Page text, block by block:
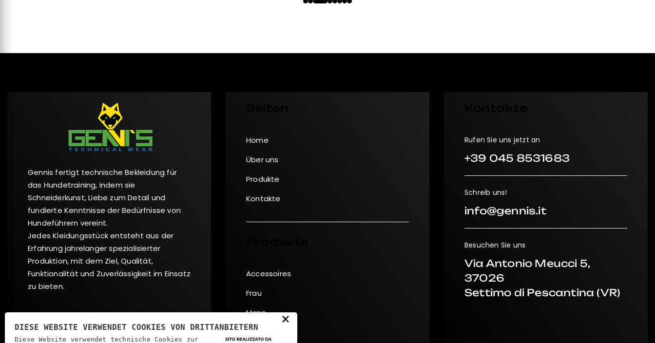
Gennis fertigt technische Bekleidung für
das Hundetraining, indem sie
Schneiderkunst, Liebe zum Detail und
fundierte Kenntnisse der Bedürfnisse von
Hundeführern vereint.
Jedes Kleidungsstück entsteht aus der
Erfahrung jahrelanger spezialisierter
Produktion, mit dem Ziel, Qualität,
Funktionalität und Zuverlässigkeit im Einsatz
zu bieten.
Sozial
Home
Über uns
Produkte
Kontakte
Accessoires
Frau
Mann
Rufen Sie uns jetzt an
+39 045 8531683
Schreib uns!
info@gennis.it
Besuchen Sie uns
Via Antonio Meucci 5,
37026
Settimo di Pescantina (VR)
×
DIESE WEBSITE VERWENDET COOKIES VON DRITTANBIETERN
Diese Website verwendet technische Cookies zur